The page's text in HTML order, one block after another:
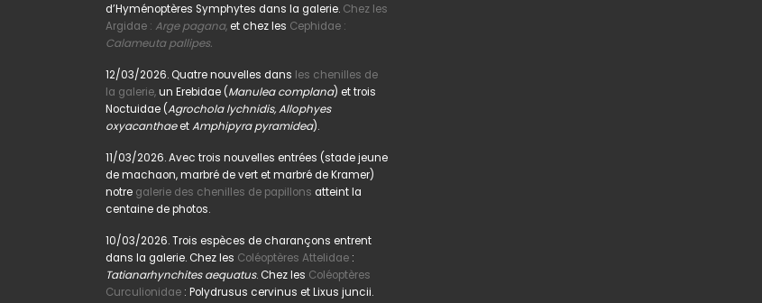
d’Hyménoptères Symphytes dans la galerie. Chez les
Argidae : Arge pagana,et chez les Cephidae :
Calameuta pallipes.
12/03/2026. Quatre nouvelles dans les chenilles de
la galerie,un Erebidae (Manulea complana) et trois
Noctuidae (Agrochola lychnidis, Allophyes
oxyacanthaeetAmphipyra pyramidea).
11/03/2026. Avec trois nouvelles entrées (stade jeune
de machaon, marbré de vert et marbré de Kramer)
notre galerie des chenilles de papillons atteint la
centaine de photos.
10/03/2026. Trois espèces de charançons entrent
dans la galerie. Chez les Coléoptères Attelidae :
Tatianarhynchites aequatus. Chez les Coléoptères
Curculionidae : Polydrusus cervinus et Lixus juncii.